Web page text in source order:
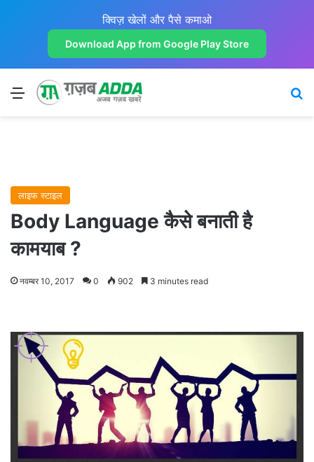
क्विज़ खेलों और पैसे कमाओ
Download App from Google Play Store
Menu
लाइफ स्टाइल
Body Language कैसे बनाती है
कामयाब ?
नवम्बर 10, 2017 0 902 3 minutes read